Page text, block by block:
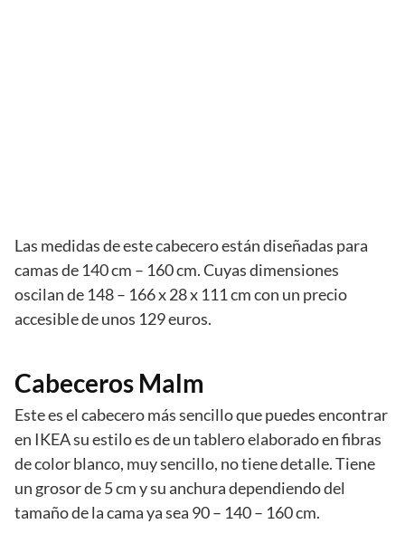
Las medidas de este cabecero están diseñadas para
camas de 140 cm – 160 cm. Cuyas dimensiones
oscilan de 148 – 166 x 28 x 111 cm con un precio
accesible de unos 129 euros.
Cabeceros Malm
Este es el cabecero más sencillo que puedes encontrar
en IKEA su estilo es de un tablero elaborado en fibras
de color blanco, muy sencillo, no tiene detalle. Tiene
un grosor de 5 cm y su anchura dependiendo del
tamaño de la cama ya sea 90 – 140 – 160 cm.